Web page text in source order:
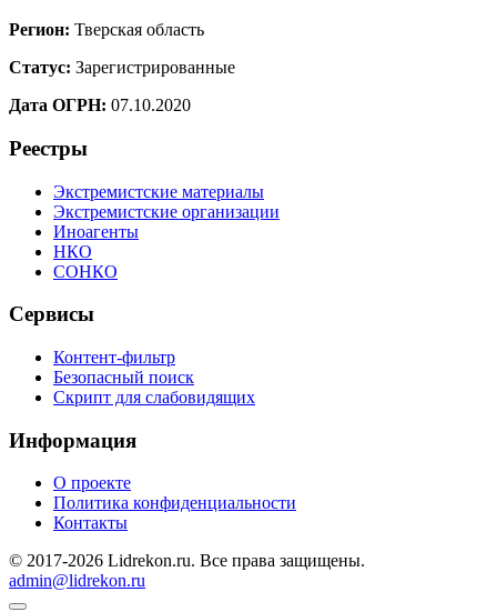
Регион: Тверская область
Статус: Зарегистрированные
Дата ОГРН: 07.10.2020
Реестры
Экстремистские материалы
Экстремистские организации
Иноагенты
НКО
СОНКО
Сервисы
Контент-фильтр
Безопасный поиск
Скрипт для слабовидящих
Информация
О проекте
Политика конфиденциальности
Контакты
© 2017-2026 Lidrekon.ru. Все права защищены.
admin@lidrekon.ru